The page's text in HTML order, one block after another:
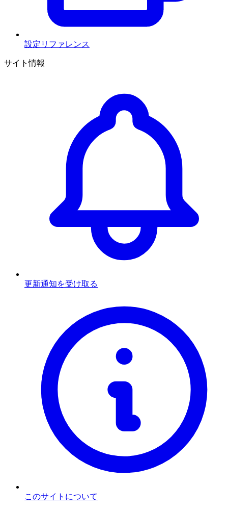
設定リファレンス
サイト情報
更新通知を受け取る
このサイトについて